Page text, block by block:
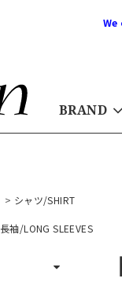
BRAND
> シャツ/SHIRT
長袖/LONG SLEEVES